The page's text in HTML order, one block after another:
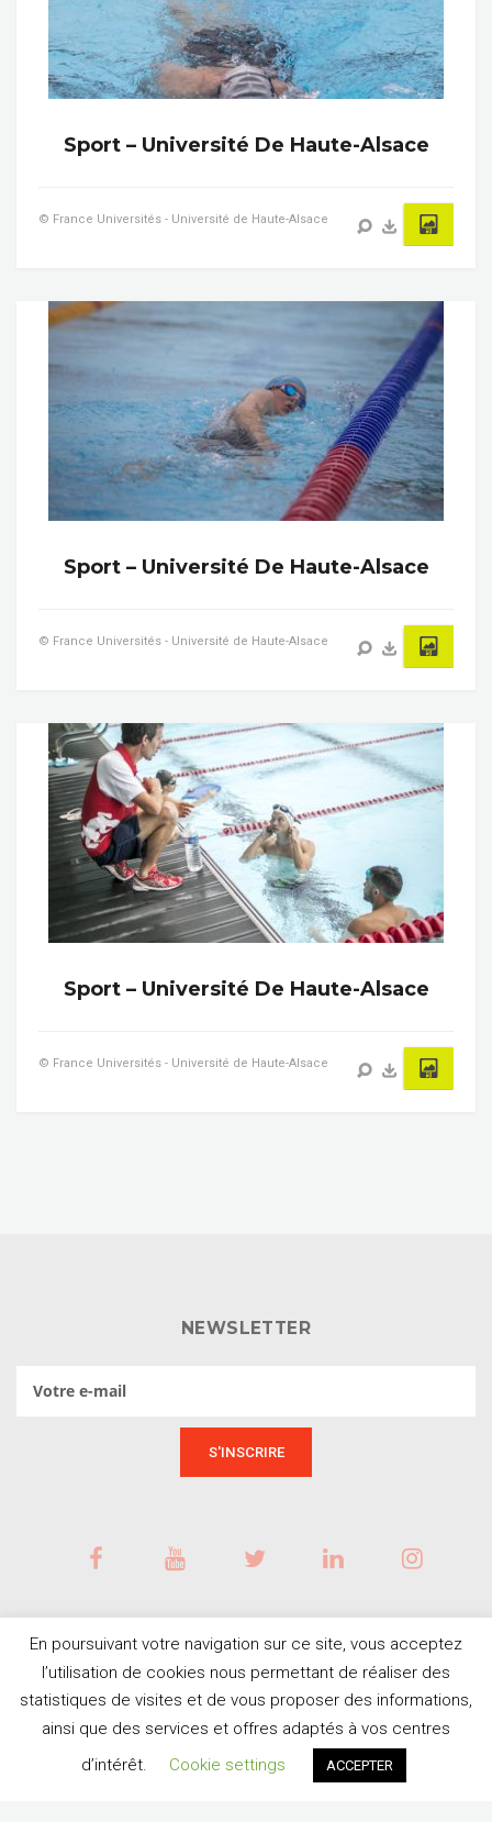
Sport – Université De Haute-Alsace
© France Universités - Université de Haute-Alsace
Sport – Université De Haute-Alsace
© France Universités - Université de Haute-Alsace
Sport – Université De Haute-Alsace
© France Universités - Université de Haute-Alsace
NEWSLETTER
© Tous droits réservésBESOIN D'AIDE ?
En poursuivant votre navigation sur ce site, vous acceptez
l’utilisation de cookies nous permettant de réaliser des
statistiques de visites et de vous proposer des informations,
ainsi que des services et offres adaptés à vos centres
d’intérêt.
Cookie settings ACCEPTER